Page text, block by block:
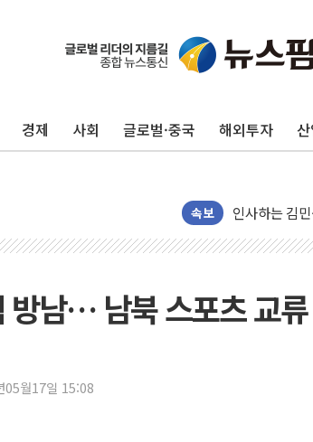
경제 사회 글로벌·중국 해외투자
속보
포항시 재난
울진·영덕 '
인천 합동연
[속보] 민주,
[속보] 민주,
이번주 국내
美, 이란전 출
李대통령 "
남… 남북 스포츠 교
05월17일 15:08